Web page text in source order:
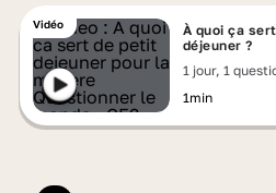
Vidéo
À quoi ça
déjeuner ?
1 jour, 1
1min